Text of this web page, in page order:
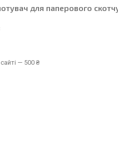
для паперового
— 500 ₴